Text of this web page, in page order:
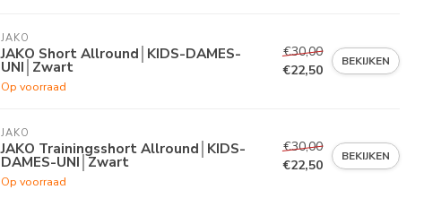
JAKO
JAKO Short Allround│KIDS-DAMES-
UNI│Zwart
Op voorraad
€30,00
€22,50
BEKIJKEN
JAKO
JAKO Trainingsshort Allround│KIDS-
DAMES-UNI│Zwart
Op voorraad
€30,00
€22,50
BEKIJKEN